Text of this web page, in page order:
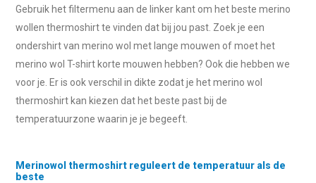
Gebruik het filtermenu aan de linker kant om het beste merino
wollen thermoshirt te vinden dat bij jou past. Zoek je een
ondershirt van merino wol met lange mouwen of moet het
merino wol T-shirt korte mouwen hebben? Ook die hebben we
voor je. Er is ook verschil in dikte zodat je het merino wol
thermoshirt kan kiezen dat het beste past bij de
temperatuurzone waarin je je begeeft.
Merinowol thermoshirt reguleert de temperatuur als de
beste